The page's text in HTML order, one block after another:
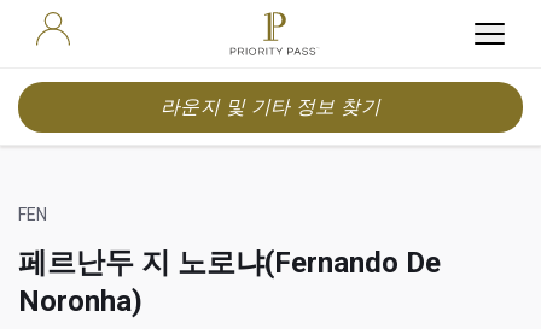
라운지 및 기타 정보 찾기
FEN
페르난두 지 노로냐(Fernando De
Noronha)